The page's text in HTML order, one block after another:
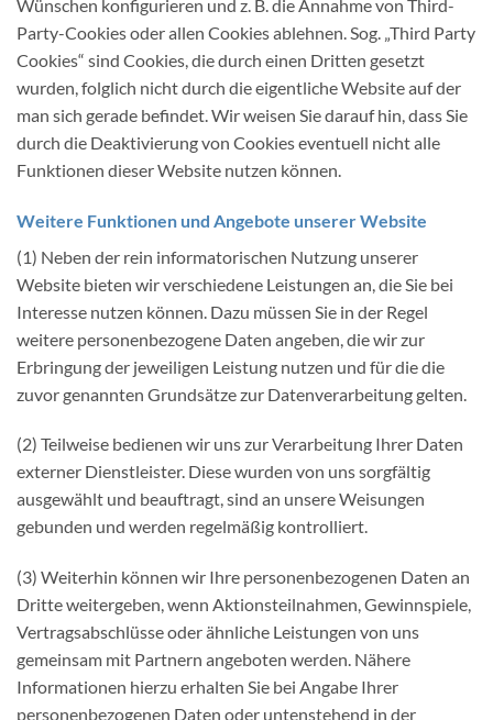
Wünschen konfigurieren und z. B. die Annahme von Third-
Party-Cookies oder allen Cookies ablehnen. Sog. „Third Party
Cookies“ sind Cookies, die durch einen Dritten gesetzt
wurden, folglich nicht durch die eigentliche Website auf der
man sich gerade befindet. Wir weisen Sie darauf hin, dass Sie
durch die Deaktivierung von Cookies eventuell nicht alle
Funktionen dieser Website nutzen können.
Weitere Funktionen und Angebote unserer Website
(1) Neben der rein informatorischen Nutzung unserer
Website bieten wir verschiedene Leistungen an, die Sie bei
Interesse nutzen können. Dazu müssen Sie in der Regel
weitere personenbezogene Daten angeben, die wir zur
Erbringung der jeweiligen Leistung nutzen und für die die
zuvor genannten Grundsätze zur Datenverarbeitung gelten.
(2) Teilweise bedienen wir uns zur Verarbeitung Ihrer Daten
externer Dienstleister. Diese wurden von uns sorgfältig
ausgewählt und beauftragt, sind an unsere Weisungen
gebunden und werden regelmäßig kontrolliert.
(3) Weiterhin können wir Ihre personenbezogenen Daten an
Dritte weitergeben, wenn Aktionsteilnahmen, Gewinnspiele,
Vertragsabschlüsse oder ähnliche Leistungen von uns
gemeinsam mit Partnern angeboten werden. Nähere
Informationen hierzu erhalten Sie bei Angabe Ihrer
personenbezogenen Daten oder untenstehend in der